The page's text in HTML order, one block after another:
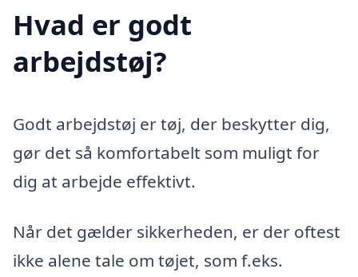
Hvad er godt
arbejdstøj?
Godt arbejdstøj er tøj, der beskytter dig,
gør det så komfortabelt som muligt for
dig at arbejde effektivt.
Når det gælder sikkerheden, er der oftest
ikke alene tale om tøjet, som f.eks.